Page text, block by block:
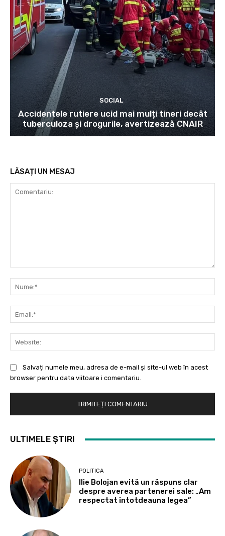
SOCIAL
Accidentele rutiere ucid mai mulți tineri decât
tuberculoza și drogurile, avertizează CNAIR
LĂSAȚI UN MESAJ
Salvați numele meu, adresa de e-mail și site-ul web în acest
browser pentru data viitoare i comentariu.
ULTIMELE ȘTIRI
POLITICA
Ilie Bolojan evită un răspuns clar
despre averea partenerei sale: „Am
respectat întotdeauna legea”